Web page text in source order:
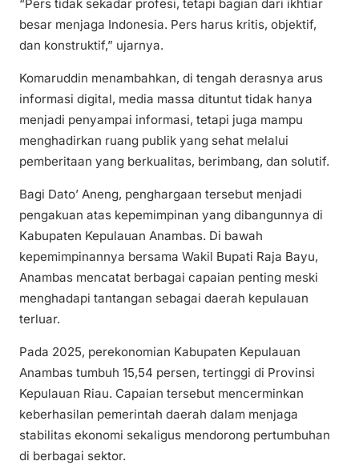
“Pers tidak sekadar profesi, tetapi bagian dari ikhtiar
besar menjaga Indonesia. Pers harus kritis, objektif,
dan konstruktif,” ujarnya.
Komaruddin menambahkan, di tengah derasnya arus
informasi digital, media massa dituntut tidak hanya
menjadi penyampai informasi, tetapi juga mampu
menghadirkan ruang publik yang sehat melalui
pemberitaan yang berkualitas, berimbang, dan solutif.
Bagi Dato’ Aneng, penghargaan tersebut menjadi
pengakuan atas kepemimpinan yang dibangunnya di
Kabupaten Kepulauan Anambas. Di bawah
kepemimpinannya bersama Wakil Bupati Raja Bayu,
Anambas mencatat berbagai capaian penting meski
menghadapi tantangan sebagai daerah kepulauan
terluar.
Pada 2025, perekonomian Kabupaten Kepulauan
Anambas tumbuh 15,54 persen, tertinggi di Provinsi
Kepulauan Riau. Capaian tersebut mencerminkan
keberhasilan pemerintah daerah dalam menjaga
stabilitas ekonomi sekaligus mendorong pertumbuhan
di berbagai sektor.